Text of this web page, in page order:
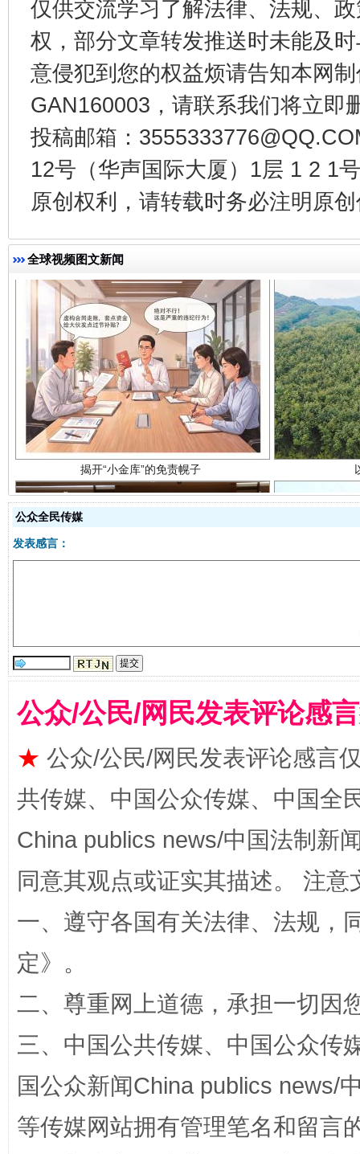
仅供交流学习了解法律、法规、
权，部分文章转发推送时未能及
意侵犯到您的权益烦请告知本网
GAN160003，请联系我们将立即
投稿邮箱：
12号（华声国际大厦）1层 1 2 1
原创权利，请转载时务必注明原
全球视频图文新闻
千年窑火 生生不息
揭开“小金库”的免责幌子
全民健身五年计划来了！等你上场
阿坝州三大球赛在茂县开幕 规模
公众全民传媒
发表感言：
公众/公民/网民发表评论感
★ 公众/公民/网民发表评论感言
共传媒、中国公众传媒、中国全
China publics news/中国法制新
同意其观点或证实其描述。 注
一、遵守各国有关法律、法规，
定》。
二、尊重网上道德，承担一切因
三、中国公共传媒、中国公众传
国公众新闻China publics news/
等传媒网站拥有管理笔名和留言